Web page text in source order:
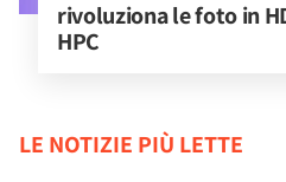
rivoluziona le foto in
HPC
LE NOTIZIE PIÙ LETTE